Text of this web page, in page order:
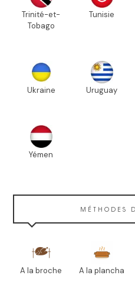
Trinité-et-
Tobago
Tunisie
Ukraine Uruguay
Yémen
MÉTHODES
A la broche A la plancha